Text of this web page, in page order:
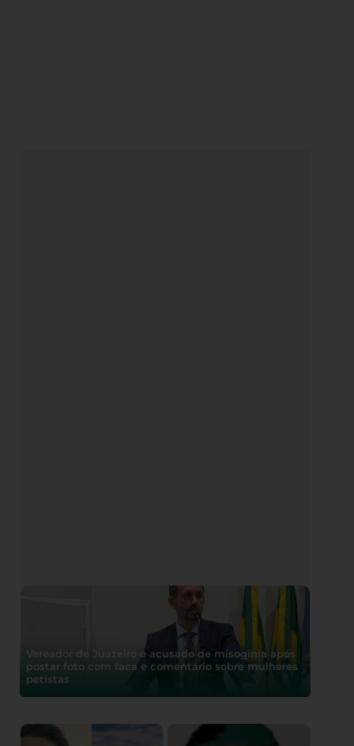
Vereador de Juazeiro é acusado de misoginia após
postar foto com faca e comentário sobre mulheres
petistas